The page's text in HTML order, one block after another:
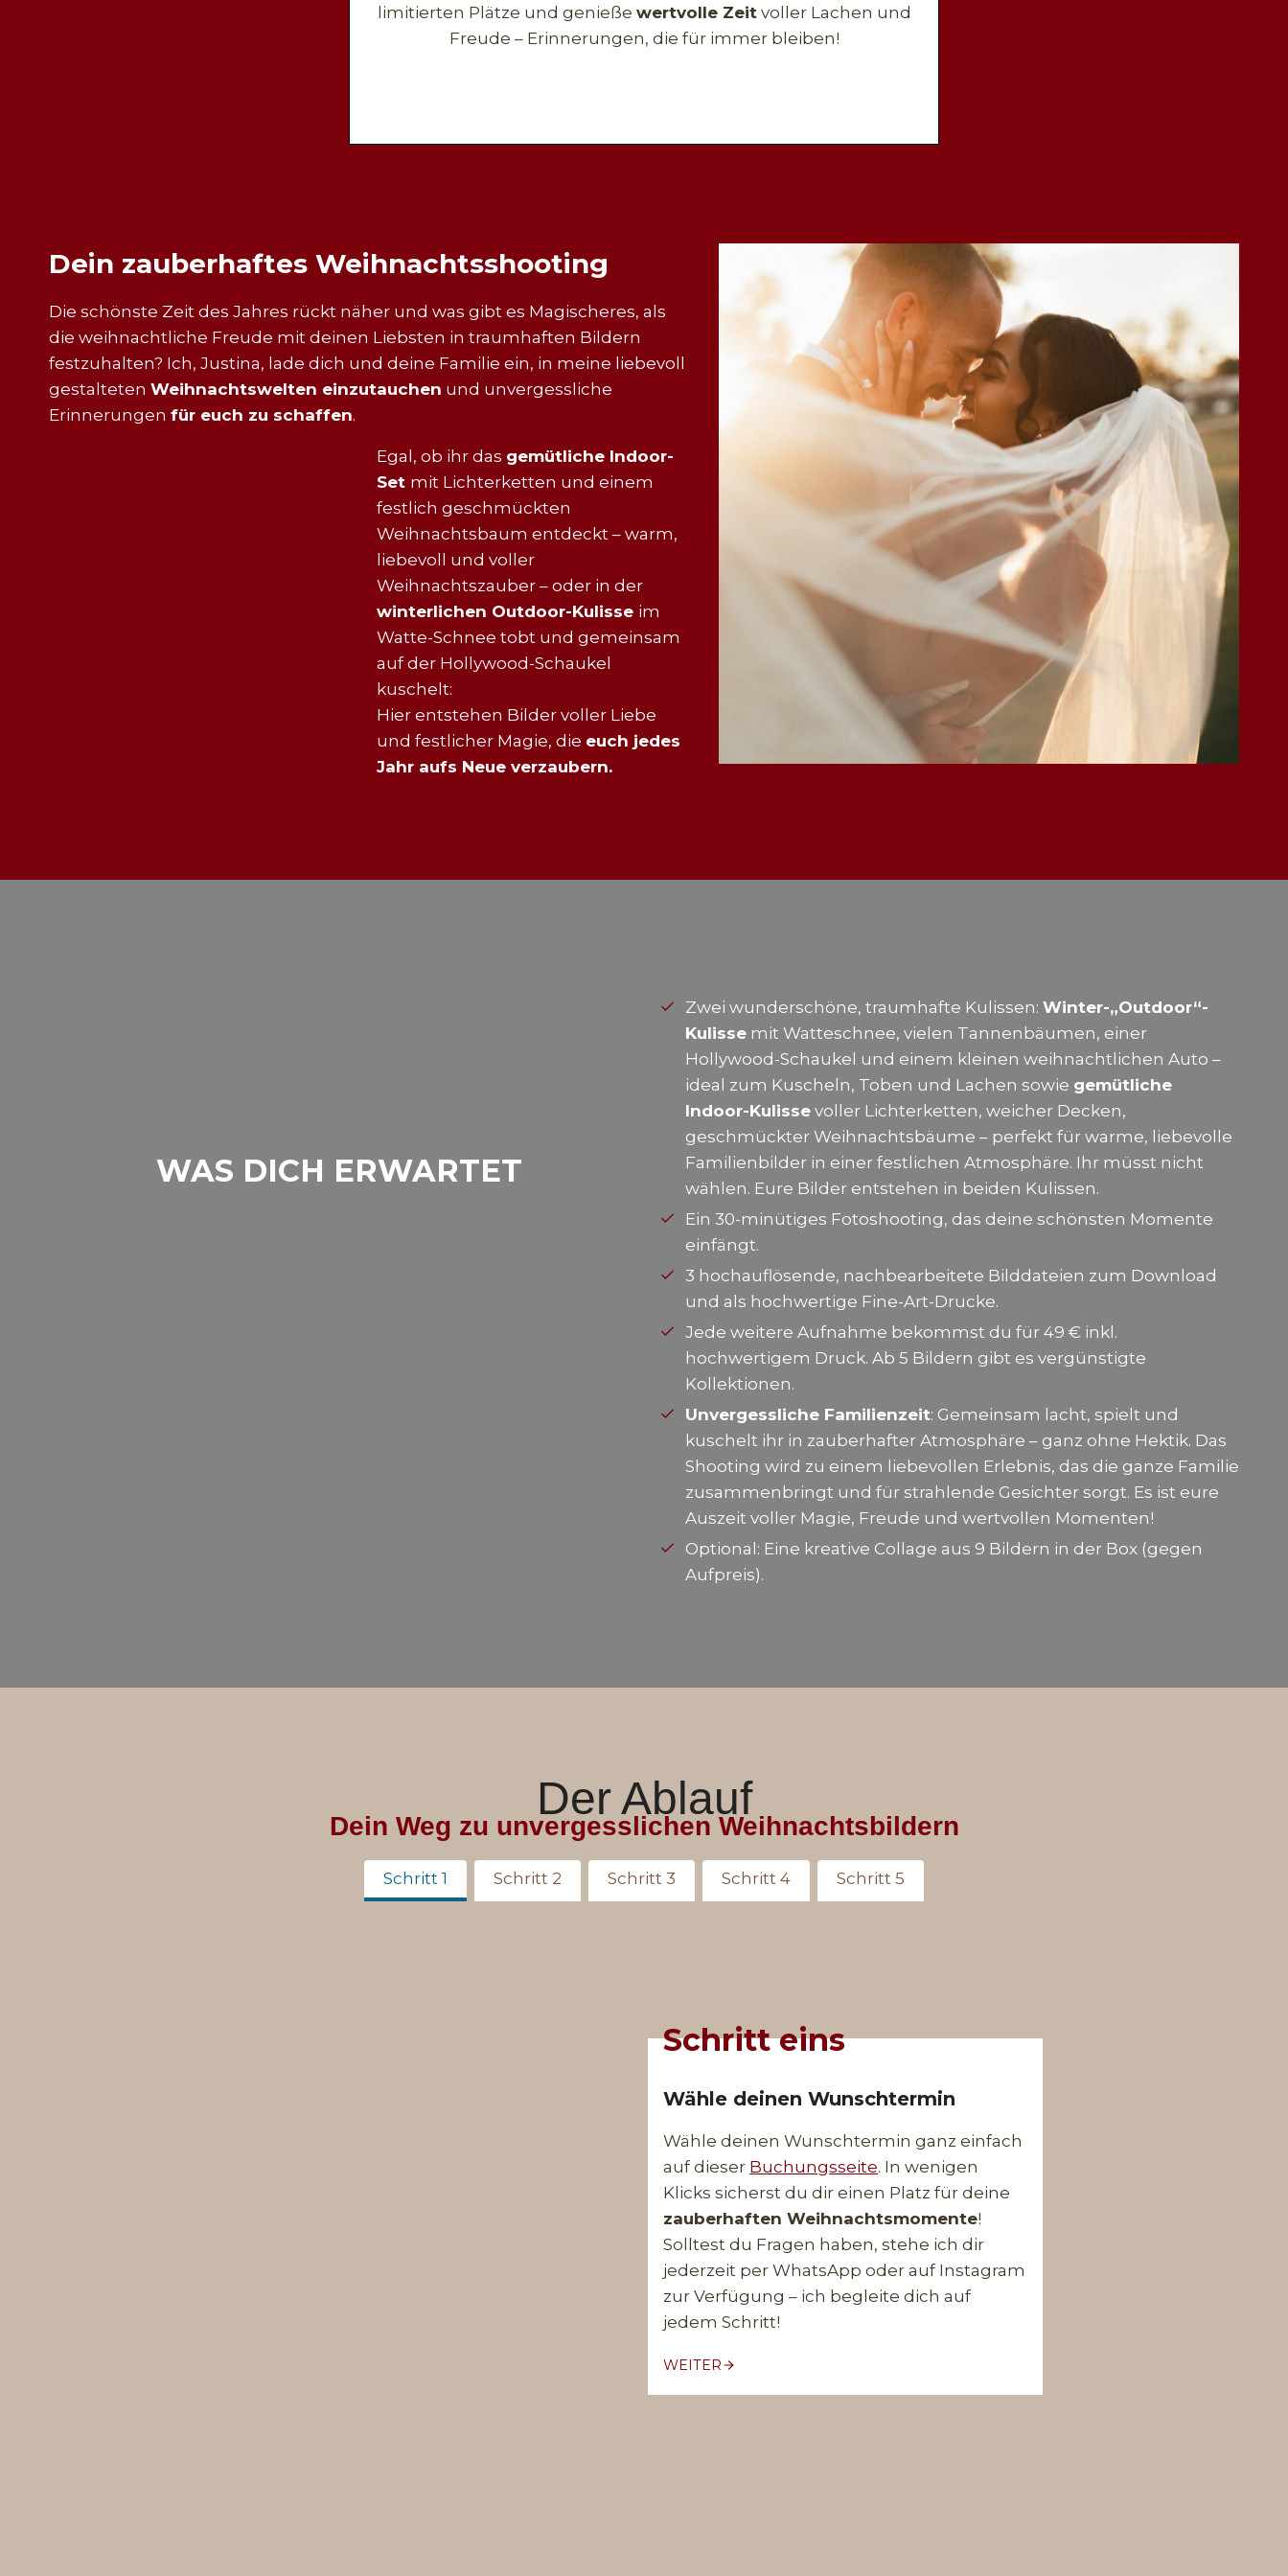
limitierten Plätze und genieße wertvolle Zeitvoller Lachen und
Freude – Erinnerungen, die für immer bleiben!
Dein zauberhaftes Weihnachtsshooting
Die schönste Zeit des Jahres rückt näher und was gibt es Magischeres, als
die weihnachtliche Freude mit deinen Liebsten in traumhaften Bildern
festzuhalten? Ich, Justina, lade dich und deine Familie ein, in meine liebevoll
gestalteten Weihnachtswelten einzutauchen und unvergessliche
Erinnerungen für euch zu schaffen.
Egal, ob ihr das gemütliche Indoor-
Set mit Lichterketten und einem
festlich geschmückten
Weihnachtsbaum entdeckt – warm,
liebevoll und voller
Weihnachtszauber – oder in der
winterlichen Outdoor-Kulisse im
Watte-Schnee tobt und gemeinsam
auf der Hollywood-Schaukel
kuschelt:
Hier entstehen Bilder voller Liebe
und festlicher Magie, die euch jedes
Jahr aufs Neue verzaubern.
WAS DICH ERWARTET
Zwei wunderschöne, traumhafte Kulissen: Winter-„Outdoor“-
Kulisse mit Watteschnee, vielen Tannenbäumen, einer
Hollywood-Schaukel und einem kleinen weihnachtlichen Auto –
ideal zum Kuscheln, Toben und Lachen sowie gemütliche
Indoor-Kulisse voller Lichterketten, weicher Decken,
geschmückter Weihnachtsbäume – perfekt für warme, liebevolle
Familienbilder in einer festlichen Atmosphäre. Ihr müsst nicht
wählen. Eure Bilder entstehen in beiden Kulissen.
Ein 30-minütiges Fotoshooting, das deine schönsten Momente
einfängt.
3 hochauflösende, nachbearbeitete Bilddateien zum Download
und als hochwertige Fine-Art-Drucke.
Jede weitere Aufnahme bekommst du für 49 € inkl.
hochwertigem Druck. Ab 5 Bildern gibt es vergünstigte
Kollektionen.
Unvergessliche Familienzeit: Gemeinsam lacht, spielt und
kuschelt ihr in zauberhafter Atmosphäre – ganz ohne Hektik. Das
Shooting wird zu einem liebevollen Erlebnis, das die ganze Familie
zusammenbringt und für strahlende Gesichter sorgt. Es ist eure
Auszeit voller Magie, Freude und wertvollen Momenten!
Optional: Eine kreative Collage aus 9 Bildern in der Box (gegen
Aufpreis).
Der Ablauf
Dein Weg zu unvergesslichen Weihnachtsbildern
Schritt 1 Schritt 2 Schritt 3 Schritt 4 Schritt 5
Schritt eins
Wähle deinen Wunschtermin
Wähle deinen Wunschtermin ganz einfach
auf dieser Buchungsseite. In wenigen
Klicks sicherst du dir einen Platz für deine
zauberhaften Weihnachtsmomente!
Solltest du Fragen haben, stehe ich dir
jederzeit per WhatsApp oder auf Instagram
zur Verfügung – ich begleite dich auf
jedem Schritt!
WEITER